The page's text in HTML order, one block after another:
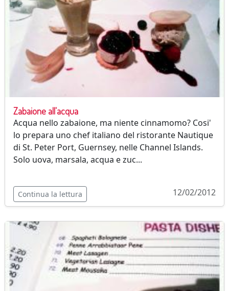
Zabaione all'acqua
Acqua nello zabaione, ma niente cinnamomo? Cosi'
lo prepara uno chef italiano del ristorante Nautique
di St. Peter Port, Guernsey, nelle Channel Islands.
Solo uova, marsala, acqua e zuc...
Continua la lettura 12/02/2012